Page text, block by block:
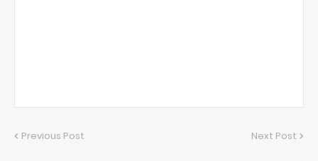
Previous Post Next Post